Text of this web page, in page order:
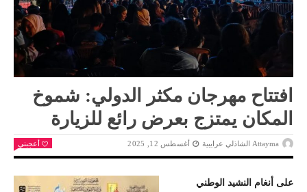
افتتاح مهرجان مكثر الدولي: شموخ
المكان يمتزج بعرض رائع للزيارة
Attayma الشاذلي عرايبية أغسطس 12, 2025 أعجبني
على أنغام النشيد الوطني